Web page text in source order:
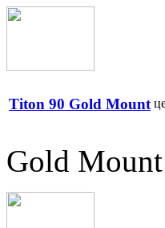
Titon 90 Gold Mount
Gold